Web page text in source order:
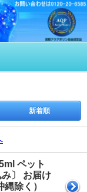
新着順
ペット
〕 お届け
除く）